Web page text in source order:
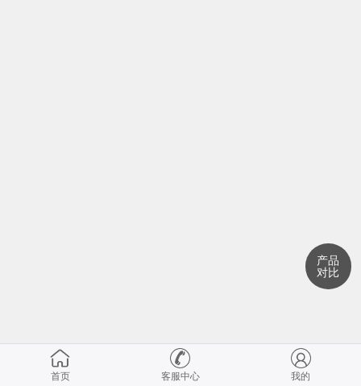
产品
对比
首页 客服中心 我的